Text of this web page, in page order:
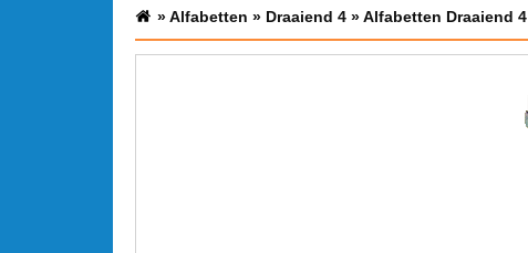
»Alfabetten » Draaiend 4 »Alfabetten Draaiend 4